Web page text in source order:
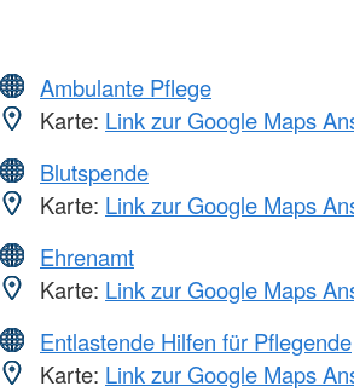
Ambulante Pflege
Karte: Link zur Google Maps
Blutspende
Karte: Link zur Google Maps
Ehrenamt
Karte: Link zur Google Maps
Entlastende Hilfen für Pflegende
Karte: Link zur Google Maps